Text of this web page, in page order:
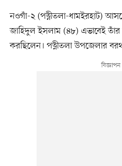
নওগাঁ-২ (পত্নীতলা-ধামইরহাট)
জাহিদুল ইসলাম (৪৮) এভাবেই তাঁর
করছিলেন। পত্নীতলা উপজেলার